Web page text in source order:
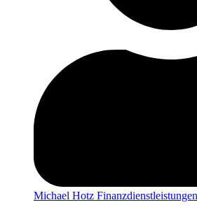
Michael Hotz Finanzdienstleistungen